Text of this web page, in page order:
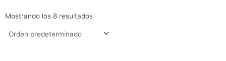
Mostrando los 8 resultados